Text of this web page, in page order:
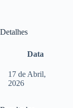
Detalhes
Data
17 de Abril,
2026